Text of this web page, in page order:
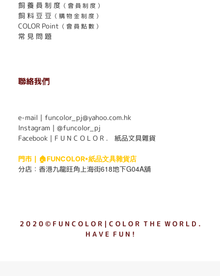
飼 養 員 制 度 （ 會 員 制 度 ）
飼 料 豆 豆 （ 購 物 金 制 度 ）
COLOR Point （ 會 員 點 數 ）
常 見 問 題
聯絡我們
e-mail｜funcolor_pj@yahoo.com.hk
Instagram｜ @funcolor_pj
Facebook｜ F U N C O L O R ． 紙品文具雜貨
門市｜ 🏠FUNCOLOR•紙品文具雜貨店
分店： 香港九龍旺角上海街618地下G04A舖
2 0 2 0 © F U N C O L O R｜C O L O R T H E W O R L D .
H A V E F U N !